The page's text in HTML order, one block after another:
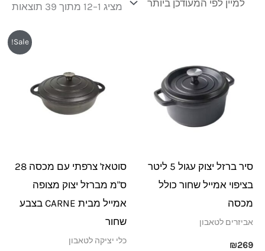
מציג 1–12 מתוך 39 תוצאות
סיר ברזל יצוק עגול 5 ליטר
בציפוי אמייל שחור כולל
מכסה
אביזרים לטאבון
₪269
Sale!
סוטאז' צרפתי עם מכסה 28
ס"מ מברזל יצוק מצופה
אמייל מבית CARNE בצבע
שחור
כלי יציקה לטאבון
₪199.